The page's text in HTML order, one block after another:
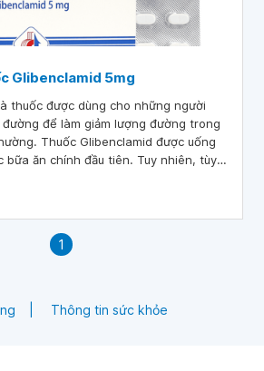
Glibenclamid 5mg
thuốc được dùng cho những người
để làm giảm lượng đường trong
Thuốc Glibenclamid được uống
bữa ăn chính đầu tiên. Tuy nhiên, tùy
hợp.
1
Thông tin sức khỏe